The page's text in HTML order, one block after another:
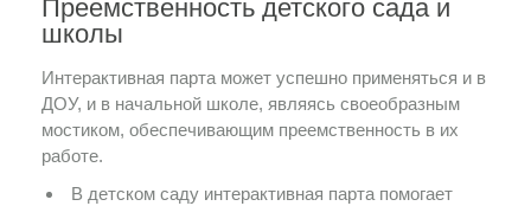
Преемственность детского сада и
школы
Интерактивная парта может успешно применяться и в
ДОУ, и в начальной школе, являясь своеобразным
мостиком, обеспечивающим преемственность в их
работе.
В детском саду интерактивная парта помогает